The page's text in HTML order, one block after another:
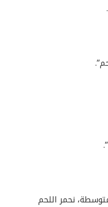
نحمر اللحم